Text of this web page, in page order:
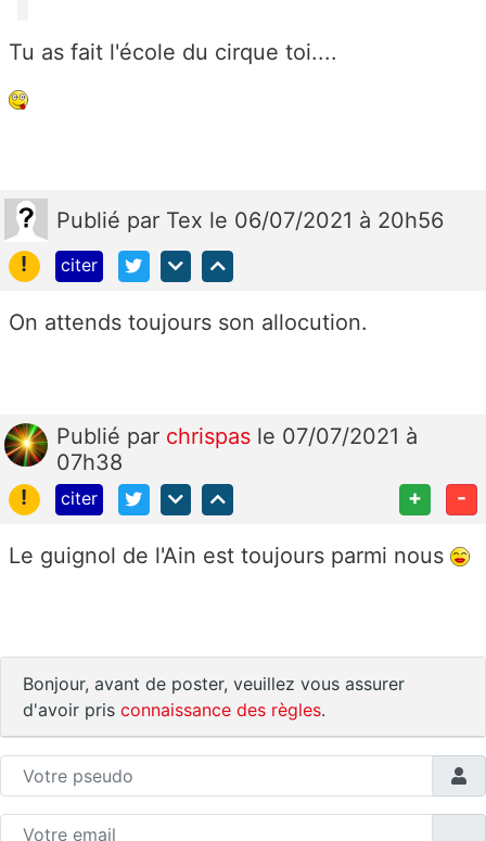
Tu as fait l'école du cirque toi....
Publié par Tex le 06/07/2021 à 20h56
!
citer
On attends toujours son allocution.
Publié par chrispas le 07/07/2021 à
07h38
!
citer + -
Le guignol de l'Ain est toujours parmi nous
Bonjour, avant de poster, veuillez vous assurer
d'avoir pris connaissance des règles.